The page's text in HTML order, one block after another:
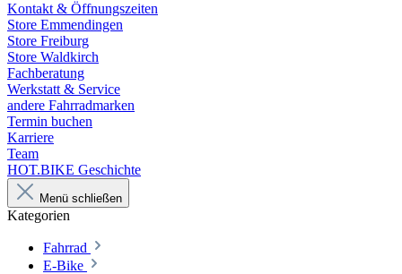
Kontakt & Öffnungszeiten
Store Emmendingen
Store Freiburg
Store Waldkirch
Fachberatung
Werkstatt & Service
andere Fahrradmarken
Termin buchen
Karriere
Team
HOT.BIKE Geschichte
Menü schließen
Kategorien
Fahrrad
E-Bike